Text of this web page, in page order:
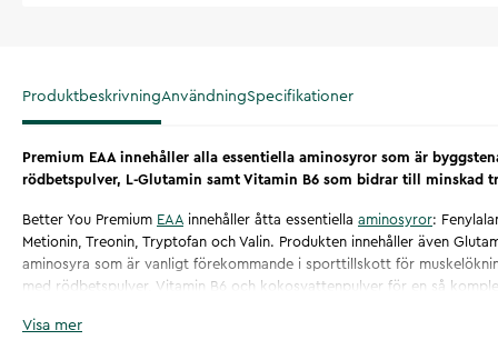
ProduktbeskrivningAnvändningSpecifikationer
Premium EAA innehåller alla essentiella aminosyror som är
rödbetspulver, L-Glutamin samt Vitamin B6 som bidrar till minskad
Better You Premium EAA innehåller åtta essentiella aminosyror:
Metionin, Treonin, Tryptofan och Valin. Produkten innehåller även
aminosyra som är vanligt förekommande i sporttillskott för
med rödbetspulver, Vitamin B6 och kokosvattenpulver för en så
Visa mer